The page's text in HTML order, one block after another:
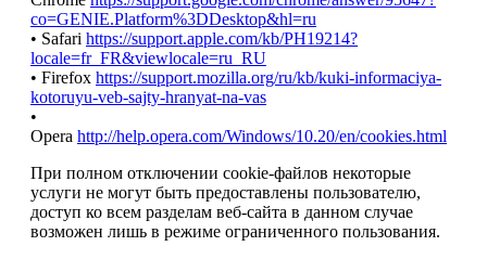
co=GENIE.Platform%3DDesktop&hl=ru
• Safari https://support.apple.com/kb/PH19214?
locale=fr_FR&viewlocale=ru_RU
• Firefox https://support.mozilla.org/ru/kb/kuki-informaciya-
kotoruyu-veb-sajty-hranyat-na-vas
•
Opera http://help.opera.com/Windows/10.20/en/cookies.html
При полном отключении cookie-файлов некоторые
услуги не могут быть предоставлены пользователю,
доступ ко всем разделам веб-сайта в данном случае
возможен лишь в режиме ограниченного пользования.